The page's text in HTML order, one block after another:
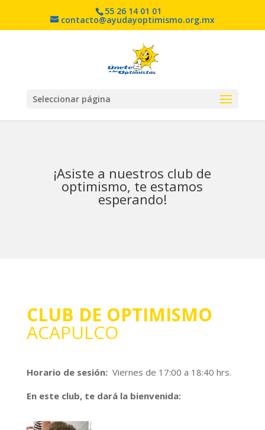
55 26 14 01 01
contacto@ayudayoptimismo.org.mx
Seleccionar página
¡Asiste a nuestros club de
optimismo, te estamos
esperando!
CLUB DE OPTIMISMO
ACAPULCO
Horario de sesión:Viernes de 17:00 a 18:40 hrs.
En este club, te dará la bienvenida: